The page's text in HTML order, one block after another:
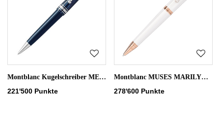
Montblanc Kugelschreiber MEISTERSTÜCK The Origin Collection Midsize
221'500 Punkte
Montblanc MUSES MARILYN MONROE Special Edition Pearl Kugelschreiber
278'600 Punkte